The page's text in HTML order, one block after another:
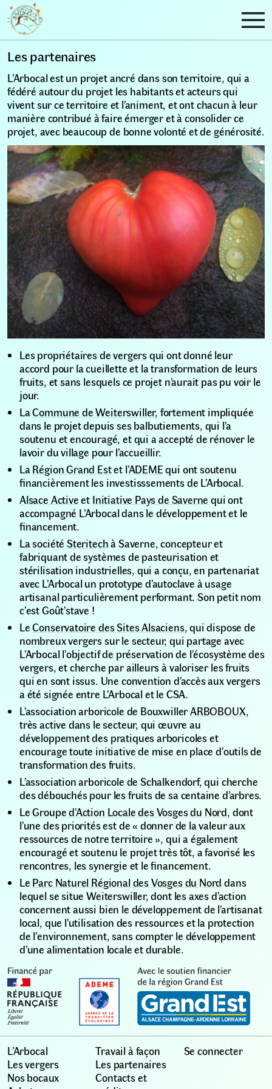
Les partenaires
L’Arbocal est un projet ancré dans son territoire, qui a
fédéré autour du projet les habitants et acteurs qui
vivent sur ce territoire et l’animent, et ont chacun à leur
manière contribué à faire émerger et à consolider ce
projet, avec beaucoup de bonne volonté et de générosité.
Les propriétaires devergersqui ont donné leur
accord pour la cueillette et la transformation de leurs
fruits, et sans lesquels ce projet n’aurait pas pu voir le
jour.
LaCommune de Weiterswiller, fortement impliquée
dans le projet depuis ses balbutiements, qui l’a
soutenu et encouragé, et qui a accepté de rénover le
lavoir du village pour l’accueillir.
LaRégion Grand Estet l’ADEMEqui ont soutenu
financièrement les investisssements de L’Arbocal.
Alsace Activeet Initiative Pays de Saverne qui ont
accompagné L’Arbocal dans le développement et le
financement.
La sociétéSteritechà Saverne, concepteur et
fabriquant de systèmes de pasteurisation et
stérilisation industrielles, qui a conçu, en partenariat
avec L’Arbocal un prototype d’autoclave à usage
artisanal particulièrement performant. Son petit nom
c’est Goût’stave !
LeConservatoire des Sites Alsaciens, qui dispose de
nombreux vergers sur le secteur, qui partage avec
L’Arbocal l’objectif de préservation de l’écosystème des
vergers, et cherche par ailleurs à valoriser les fruits
qui en sont issus. Une convention d’accès aux vergers
a été signée entre L’Arbocal et le CSA.
L’association arboricole de BouxwillerARBOBOUX,
très active dans le secteur, qui œuvre au
développement des pratiques arboricoles et
encourage toute initiative de mise en place d’outils de
transformation des fruits.
L’association arboricole de Schalkendorf, qui cherche
des débouchés pour les fruits de sa centaine d’arbres.
LeGroupe d’Action Locale des Vosges du Nord, dont
l’une des priorités est de « donner de la valeur aux
ressources de notre territoire », qui a également
encouragé et soutenu le projet très tôt, a favorisé les
rencontres, les synergie et le financement.
Le Parc Naturel Régional des Vosges du Nord dans
lequel se situe Weiterswiller, dont les axes d’action
concernent aussi bien le développement de l’artisanat
local, que l’utilisation des ressources et la protection
de l’environnement, sans compter le développement
d’une alimentation locale et durable.
L’Arbocal
Les vergers
Nos bocaux
Travail à façon
Les partenaires
Contacts et
Se connecter